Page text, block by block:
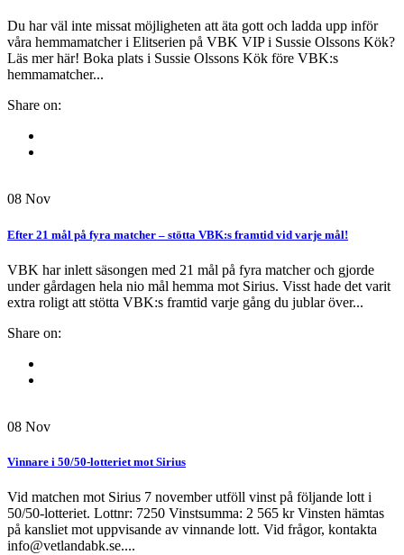
Du har väl inte missat möjligheten att äta gott och ladda upp inför
våra hemmamatcher i Elitserien på VBK VIP i Sussie Olssons Kök?
Läs mer här! Boka plats i Sussie Olssons Kök före VBK:s
hemmamatcher...
Share on:
08 Nov
Efter 21 mål på fyra matcher – stötta VBK:s framtid vid varje mål!
VBK har inlett säsongen med 21 mål på fyra matcher och gjorde
under gårdagen hela nio mål hemma mot Sirius. Visst hade det varit
extra roligt att stötta VBK:s framtid varje gång du jublar över...
Share on:
08 Nov
Vinnare i 50/50-lotteriet mot Sirius
Vid matchen mot Sirius 7 november utföll vinst på följande lott i
50/50-lotteriet. Lottnr: 7250 Vinstsumma: 2 565 kr Vinsten hämtas
på kansliet mot uppvisande av vinnande lott. Vid frågor, kontakta
info@vetlandabk.se....